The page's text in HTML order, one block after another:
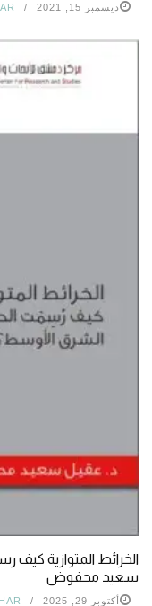
ديسمبر 15, 2021
الخرائط المتوازية
سعيد محفوض
أكتوبر 29, 2025